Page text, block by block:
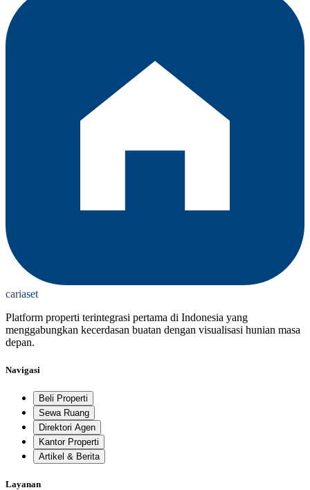
cariaset
Platform properti terintegrasi pertama di Indonesia yang
menggabungkan kecerdasan buatan dengan visualisasi hunian masa
depan.
Navigasi
Beli Properti
Sewa Ruang
Direktori Agen
Kantor Properti
Artikel & Berita
Layanan